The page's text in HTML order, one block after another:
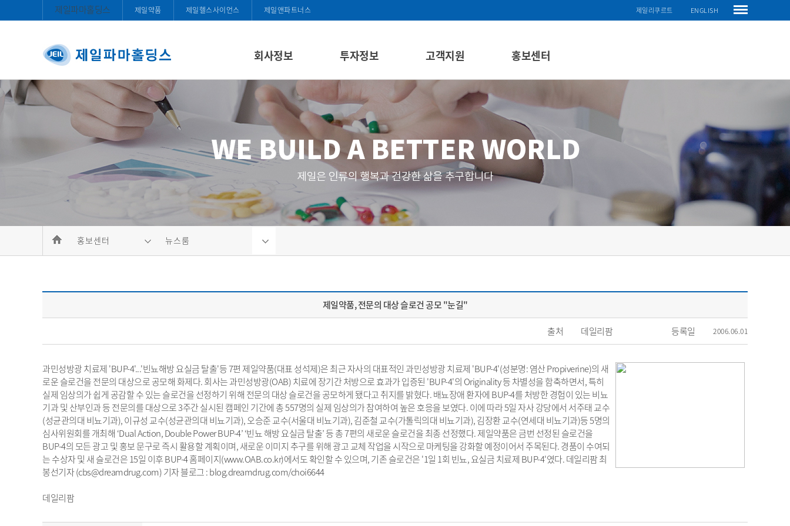
제일파마홀딩스 제일약품 제일헬스사이언스 제일앤파트너스 제일리쿠르트 ENGLISH
회사정보 투자정보 고객지원 홍보센터
홍보센터 뉴스룸
제일약품, 전문의 대상 슬로건 공모 "눈길"
출처 데일리팜 등록일 2006.06.01
과민성방광 치료제 'BUP-4'...'빈뇨해방 요실금 탈출'등 7편 제일약품(대표 성석제)은 최근 자사의 대표적인 과민성방광 치료제 'BUP-4'(성분명: 염산 Propiverine)의 새
로운 슬로건을 전문의 대상으로 공모해 화제다. 회사는 과민성방광(OAB) 치료에 장기간 처방으로 효과가 입증된 'BUP-4'의 Originality 등 차별성을 함축하면서, 특히
실제 임상의가 쉽게 공감할 수 있는 슬로건을 선정하기 위해 전문의 대상 슬로건을 공모하게 됐다고 취지를 밝혔다. 배뇨장애 환자에 BUP-4를 처방한 경험이 있는 비뇨
기과 및 산부인과 등 전문의를 대상으로 3주간 실시된 캠페인 기간에 총 557명의 실제 임상의가 참여하여 높은 호응을 보였다. 이에 따라 5일 자사 강당에서 서주태 교수
(성균관의대 비뇨기과), 이규성 교수(성균관의대 비뇨기과), 오승준 교수(서울대 비뇨기과), 김준철 교수(가톨릭의대 비뇨기과), 김장환 교수(연세대 비뇨기과)등 5명의
심사위원회를 개최해 ‘Dual Action, Double Power BUP-4’ ‘빈뇨 해방 요실금 탈출’ 등 총 7편의 새로운 슬로건을 최종 선정했다. 제일약품은 금번 선정된 슬로건을
BUP-4의 모든 광고 및 홍보 문구로 즉시 활용할 계획이며, 새로운 이미지 추구를 위해 광고 교체 작업을 시작으로 마케팅을 강화할 예정이어서 주목된다. 경품이 수여되
는 수상자 및 새 슬로건은 15일 이후 BUP-4 홈페이지(www.OAB.co.kr)에서도 확인할 수 있으며, 기존 슬로건은 '1일 1회 빈뇨, 요실금 치료제 BUP-4'였다. 데일리팜 최
봉선기자 (cbs@dreamdrug.com) 기자 블로그 : blog.dreamdrug.com/choi6644
데일리팜